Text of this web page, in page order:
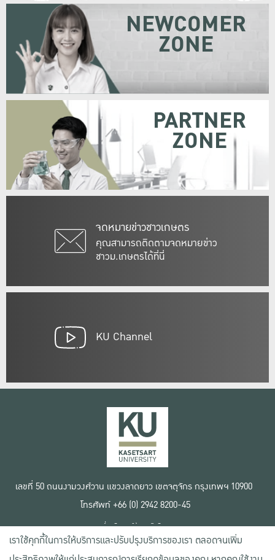
จดหมายข่าวชาวเกษตร
คุณสามารถติดตามจดหมายข่าว
ชาวม.เกษตรได้ที่นี่
NEWCOMER
ZONE
PARTNER
ZONE
KU Channel
เลขที่ 50 ถนนงามวงศ์วาน แขวงลาดยาว เขตจตุจักร กรุงเทพฯ 10900
โทรศัพท์ +66 (0) 2942 8200-45
เงื่อนไขการใช้งานเว็บไซต์
ข้อตกลงด้านสิทธิ์ใช้งาน
นโยบายความเป็นส่วนตัว
เราใช้คุกกี้ในการให้บริการและปรับปรุงบริการของเรา ตลอดจนเพิ่ม